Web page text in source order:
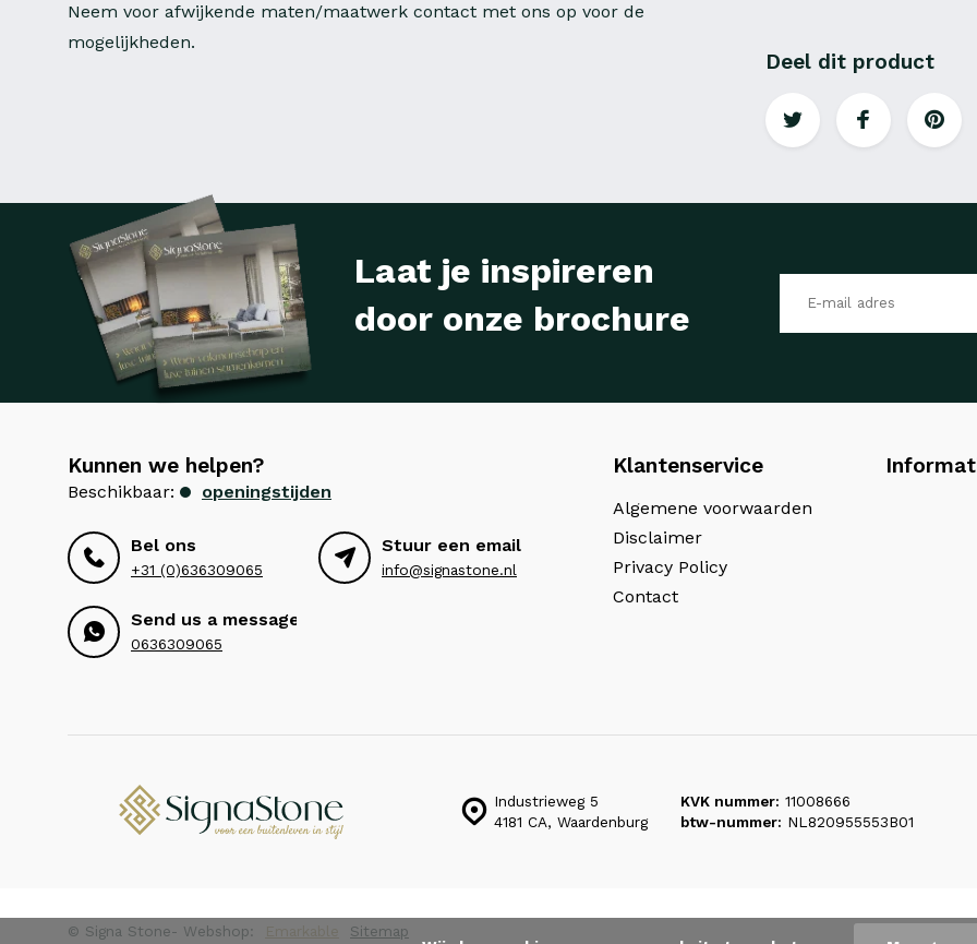
Neem voor afwijkende maten/maatwerk contact met ons op voor de
mogelijkheden.
Deel dit product
Laat je inspireren
door onze brochure
Kunnen we helpen?
Beschikbaar: openingstijden
Bel ons
+31 (0)636309065
Stuur een email
info@signastone.nl
Send us a message
0636309065
Klantenservice
Algemene voorwaarden
Disclaimer
Privacy Policy
Contact
Industrieweg 5
4181 CA, Waardenburg
KVK nummer: 11008666
btw-nummer: NL820955553B01
© Signa Stone- Webshop:
Sitemap